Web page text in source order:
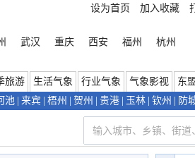
设为首页 加入收藏
武汉 重庆 西安 福州 杭州
旅游 生活气象 行业气象 气象影视 东
池 来宾 梧州 贺州 贵港 玉林 钦州 防